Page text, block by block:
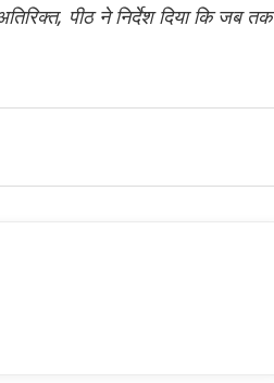
पीठ ने निर्देश दिया कि जब तक